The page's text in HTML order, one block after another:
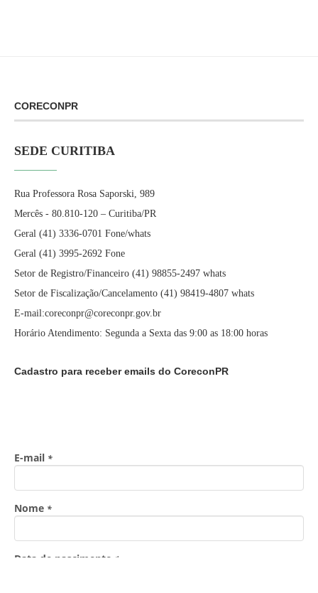
CORECONPR
SEDE CURITIBA
Rua Professora Rosa Saporski, 989
Mercês - 80.810-120 – Curitiba/PR
Geral (41) 3336-0701 Fone/whats
Geral (41) 3995-2692 Fone
Setor de Registro/Financeiro (41) 98855-2497 whats
Setor de Fiscalização/Cancelamento (41) 98419-4807 whats
E-mail:coreconpr@coreconpr.gov.br
Horário Atendimento: Segunda a Sexta das 9:00 as 18:00 horas
Cadastro para receber emails do CoreconPR